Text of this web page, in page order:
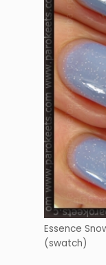
Essence
(swatch)